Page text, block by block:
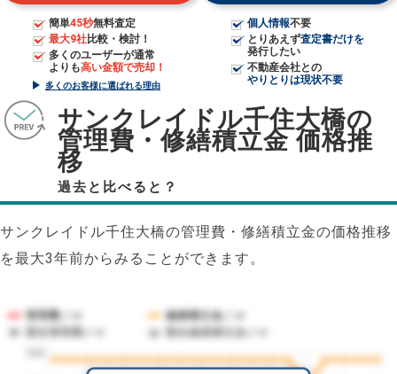
簡単45秒無料査定
最大9社比較・検討！
多くのユーザーが通常
よりも高い金額で売却！
多くのお客様に選ばれる理由
個人情報不要
とりあえず査定書だけを
発行したい
不動産会社との
やりとりは現状不要
サンクレイドル千住大橋の
管理費・修繕積立金 価格推
移
過去と比べると？
サンクレイドル千住大橋の管理費・修繕積立金の価格推移
を最大3年前からみることができます。
管理費／㎡
修繕積立金／㎡
競合管理費／㎡
競合修繕積立金／㎡